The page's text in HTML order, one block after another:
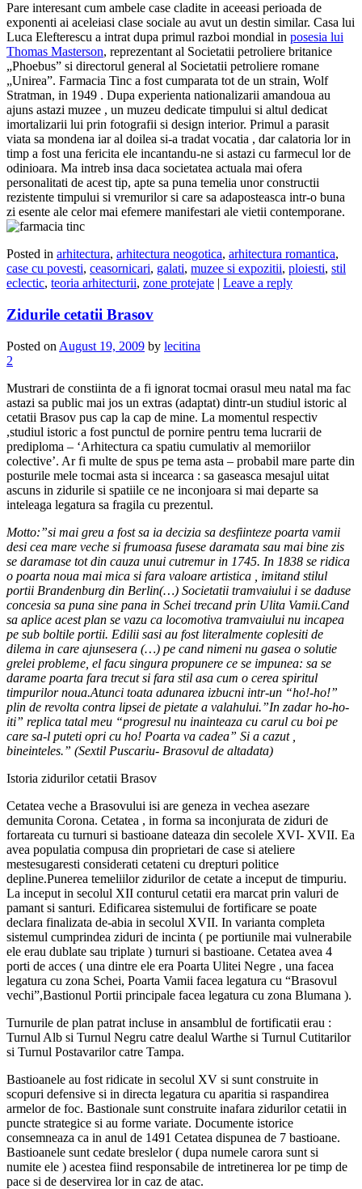
Pare interesant cum ambele case cladite in aceeasi perioada de
exponenti ai aceleiasi clase sociale au avut un destin similar. Casa lui
Luca Elefterescu a intrat dupa primul razboi mondial in posesia lui
Thomas Masterson, reprezentant al Societatii petroliere britanice
„Phoebus” si directorul general al Societatii petroliere romane
„Unirea”. Farmacia Tinc a fost cumparata tot de un strain, Wolf
Stratman, in 1949 . Dupa experienta nationalizarii amandoua au
ajuns astazi muzee , un muzeu dedicate timpului si altul dedicat
imortalizarii lui prin fotografii si design interior. Primul a parasit
viata sa mondena iar al doilea si-a tradat vocatia , dar calatoria lor in
timp a fost una fericita ele incantandu-ne si astazi cu farmecul lor de
odinioara. Ma intreb insa daca societatea actuala mai ofera
personalitati de acest tip, apte sa puna temelia unor constructii
rezistente timpului si vremurilor si care sa adaposteasca intr-o buna
zi esente ale celor mai efemere manifestari ale vietii contemporane.
Posted in arhitectura, arhitectura neogotica, arhitectura romantica,
case cu povesti, ceasornicari, galati, muzee si expozitii, ploiesti, stil
eclectic, teoria arhitecturii, zone protejate | Leave a reply
Zidurile cetatii Brasov
Posted on August 19, 2009 by lecitina
2
Mustrari de constiinta de a fi ignorat tocmai orasul meu natal ma fac
astazi sa public mai jos un extras (adaptat) dintr-un studiul istoric al
cetatii Brasov pus cap la cap de mine. La momentul respectiv
,studiul istoric a fost punctul de pornire pentru tema lucrarii de
prediploma – ‘Arhitectura ca spatiu cumulativ al memoriilor
colective’. Ar fi multe de spus pe tema asta – probabil mare parte din
posturile mele tocmai asta si incearca : sa gaseasca mesajul uitat
ascuns in zidurile si spatiile ce ne inconjoara si mai departe sa
inteleaga legatura sa fragila cu prezentul.
Motto:”si mai greu a fost sa ia decizia sa desfiinteze poarta vamii
desi cea mare veche si frumoasa fusese daramata sau mai bine zis
se daramase tot din cauza unui cutremur in 1745. In 1838 se ridica
o poarta noua mai mica si fara valoare artistica , imitand stilul
portii Brandenburg din Berlin(…) Societatii tramvaiului i se daduse
concesia sa puna sine pana in Schei trecand prin Ulita Vamii.Cand
sa aplice acest plan se vazu ca locomotiva tramvaiului nu incapea
pe sub boltile portii. Edilii sasi au fost literalmente coplesiti de
dilema in care ajunsesera (…) pe cand nimeni nu gasea o solutie
grelei probleme, el facu singura propunere ce se impunea: sa se
darame poarta fara trecut si fara stil asa cum o cerea spiritul
timpurilor noua.Atunci toata adunarea izbucni intr-un “ho!-ho!”
plin de revolta contra lipsei de pietate a valahului.”In zadar ho-ho-
iti” replica tatal meu “progresul nu inainteaza cu carul cu boi pe
care sa-l puteti opri cu ho! Poarta va cadea” Si a cazut ,
bineinteles.” (Sextil Puscariu- Brasovul de altadata)
Istoria zidurilor cetatii Brasov
Cetatea veche a Brasovului isi are geneza in vechea asezare
demunita Corona. Cetatea , in forma sa inconjurata de ziduri de
fortareata cu turnuri si bastioane dateaza din secolele XVI- XVII. Ea
avea populatia compusa din proprietari de case si ateliere
mestesugaresti considerati cetateni cu drepturi politice
depline.Punerea temeliilor zidurilor de cetate a inceput de timpuriu.
La inceput in secolul XII conturul cetatii era marcat prin valuri de
pamant si santuri. Edificarea sistemului de fortificare se poate
declara finalizata de-abia in secolul XVII. In varianta completa
sistemul cumprindea ziduri de incinta ( pe portiunile mai vulnerabile
ele erau dublate sau triplate ) turnuri si bastioane. Cetatea avea 4
porti de acces ( una dintre ele era Poarta Ulitei Negre , una facea
legatura cu zona Schei, Poarta Vamii facea legatura cu “Brasovul
vechi”,Bastionul Portii principale facea legatura cu zona Blumana ).
Turnurile de plan patrat incluse in ansamblul de fortificatii erau :
Turnul Alb si Turnul Negru catre dealul Warthe si Turnul Cutitarilor
si Turnul Postavarilor catre Tampa.
Bastioanele au fost ridicate in secolul XV si sunt construite in
scopuri defensive si in directa legatura cu aparitia si raspandirea
armelor de foc. Bastionale sunt construite inafara zidurilor cetatii in
puncte strategice si au forme variate. Documente istorice
consemneaza ca in anul de 1491 Cetatea dispunea de 7 bastioane.
Bastioanele sunt cedate breslelor ( dupa numele carora sunt si
numite ele ) acestea fiind responsabile de intretinerea lor pe timp de
pace si de deservirea lor in caz de atac.